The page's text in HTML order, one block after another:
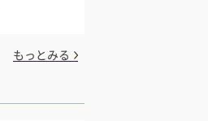
もっとみる